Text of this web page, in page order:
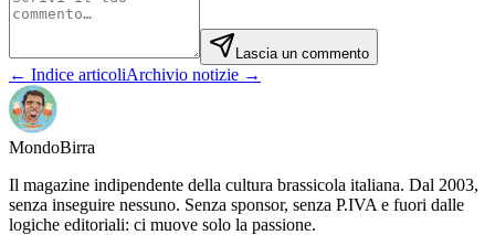
Lascia un commento
← Indice articoliArchivio notizie →
MondoBirra
Il magazine indipendente della cultura brassicola italiana. Dal 2003,
senza inseguire nessuno. Senza sponsor, senza P.IVA e fuori dalle
logiche editoriali: ci muove solo la passione.